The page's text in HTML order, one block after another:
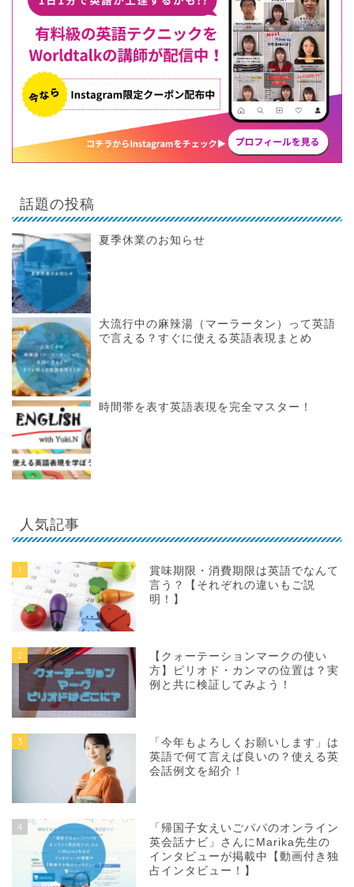
話題の投稿
夏季休業のお知らせ
大流行中の麻辣湯（マーラータン）って英語
で言える？すぐに使える英語表現まとめ
時間帯を表す英語表現を完全マスター！
人気記事
1
賞味期限・消費期限は英語でなんて
言う？【それぞれの違いもご説
明！】
2
【クォーテーションマークの使い
方】ピリオド・カンマの位置は？実
例と共に検証してみよう！
3
「今年もよろしくお願いします」は
英語で何て言えば良いの？使える英
会話例文を紹介！
4
「帰国子女えいごパパのオンライン
英会話ナビ」さんにMarika先生の
インタビューが掲載中【動画付き独
占インタビュー！】